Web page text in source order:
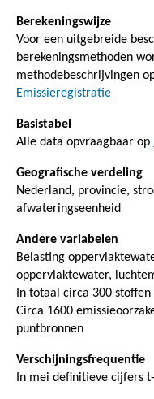
Berekeningswijze
Voor een uitgebreide
berekeningsmethoden
methodebeschrijvingen
Emissieregistratie
Basistabel
Alle data opvraagbaar op
Geografische verdeling
Nederland, provincie,
afwateringseenheid
Andere variabelen
Belasting
oppervlaktewater,
In totaal circa 300 stoffen
Circa 1600
puntbronnen
Verschijningsfrequentie
In mei definitieve cijfers